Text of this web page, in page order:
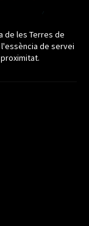
de les Terres de
de servei